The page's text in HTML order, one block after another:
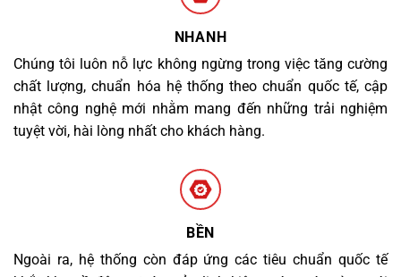
NHANH
Chúng tôi luôn nỗ lực không ngừng trong việc tăng cường
chất lượng, chuẩn hóa hệ thống theo chuẩn quốc tế, cập
nhật công nghệ mới nhằm mang đến những trải nghiệm
tuyệt vời, hài lòng nhất cho khách hàng.
BỀN
Ngoài ra, hệ thống còn đáp ứng các tiêu chuẩn quốc tế